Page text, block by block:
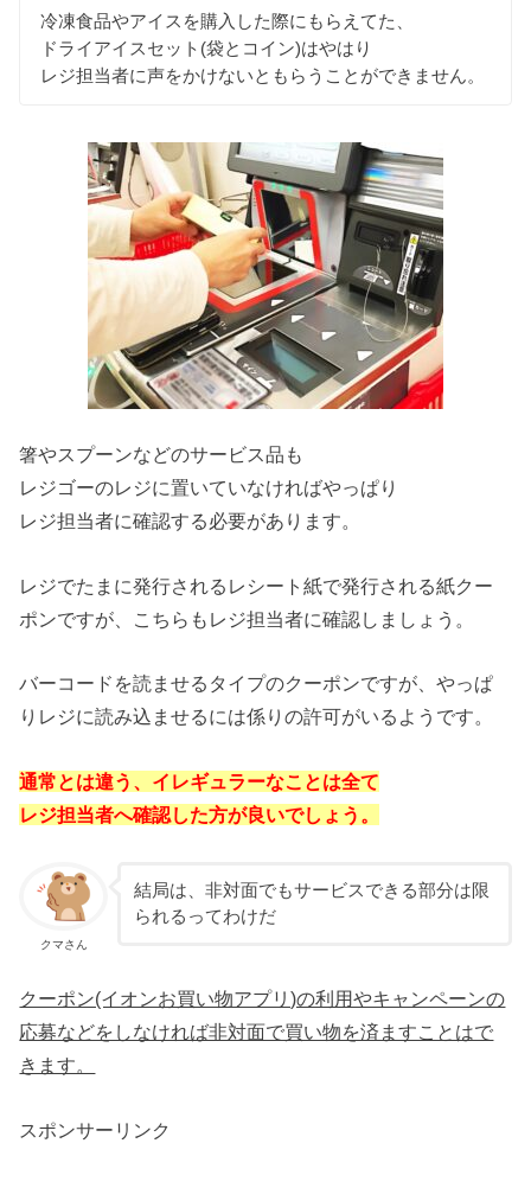
冷凍食品やアイスを購入した際にもらえてた、
ドライアイスセット(袋とコイン)はやはり
レジ担当者に声をかけないともらうことができません。
箸やスプーンなどのサービス品も
レジゴーのレジに置いていなければやっぱり
レジ担当者に確認する必要があります。
レジでたまに発行されるレシート紙で発行される紙クー
ポンですが、こちらもレジ担当者に確認しましょう。
バーコードを読ませるタイプのクーポンですが、やっぱ
りレジに読み込ませるには係りの許可がいるようです。
通常とは違う、イレギュラーなことは全て
レジ担当者へ確認した方が良いでしょう。
クマさん
結局は、非対面でもサービスできる部分は限
られるってわけだ
クーポン(イオンお買い物アプリ)の利用やキャンペーンの
応募などをしなければ非対面で買い物を済ますことはで
きます。
スポンサーリンク